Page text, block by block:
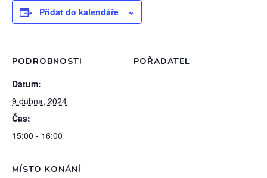
Přidat do kalendáře
PODROBNOSTI
Datum:
9 dubna, 2024
Čas:
15:00 - 16:00
POŘADATEL
MÍSTO KONÁNÍ